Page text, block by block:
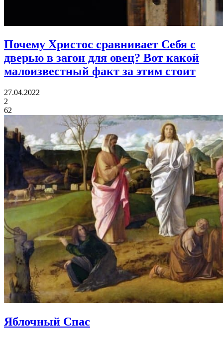
Почему Христос сравнивает Себя с
дверью в загон для овец? Вот какой
малоизвестный факт за этим стоит
27.04.2022
2
62
Яблочный Спас